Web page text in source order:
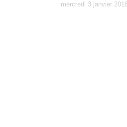
mercredi 3 janvier